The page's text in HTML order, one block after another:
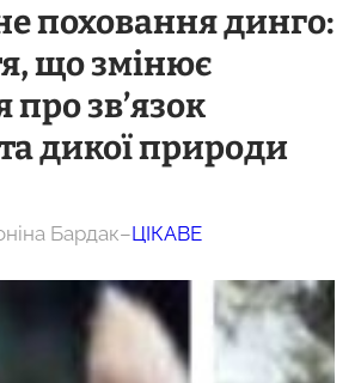
поховання динго:
що змінює
зв’язок
дикої природи
Бардак–ЦІКАВЕ